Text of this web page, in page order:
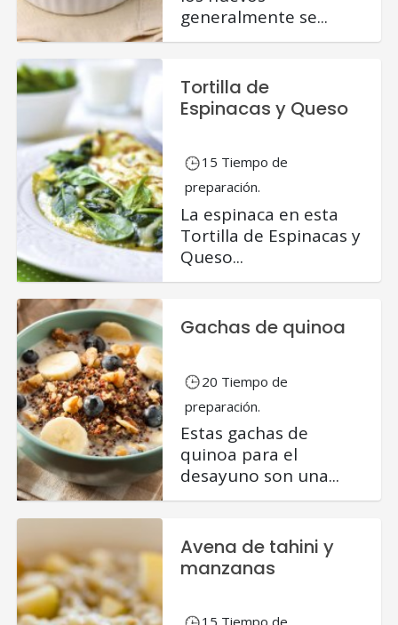
generalmente se...
Tortilla de
Espinacas y Queso
15 Tiempo de
preparación.
La espinaca en esta
Tortilla de Espinacas y
Queso...
Gachas de quinoa
20 Tiempo de
preparación.
Estas gachas de
quinoa para el
desayuno son una...
Avena de tahini y
manzanas
15 Tiempo de